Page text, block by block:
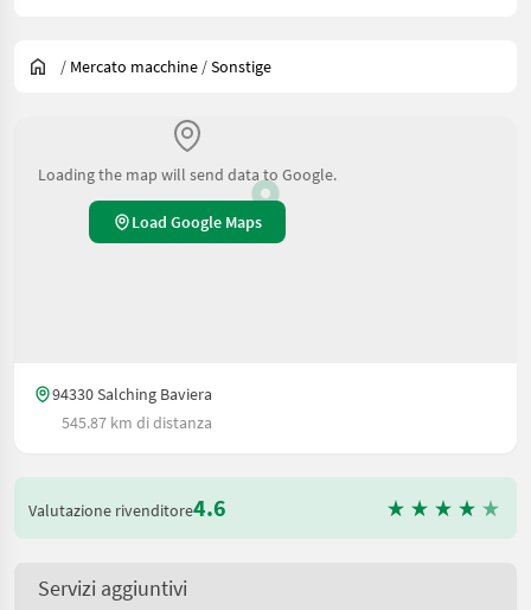
/ Mercato macchine /Sonstige
Loading the map will send data to Google.
Load Google Maps
94330 Salching Baviera
545.87 km di distanza
Valutazione rivenditore4.6
Servizi aggiuntivi